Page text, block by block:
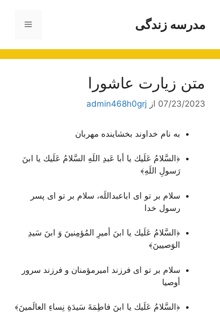
محتوامدرسه زندگی فهرست
متن زیارت عاشورا
07/23/2023 از admin468h0grj
به نام خداوند بخشاینده مهربان
﴿السَّلامُ عَلَيك يا أبا عَبدِ اللَهِ السَّلامُ عَلَيك يا ابنَ
رَسولِ اللَهِ﴾
سلام بر تو ای اباعبداللَه، سلام بر تو ای پسر
رسول خدا
﴿السَّلامُ عَلَيك يا ابنَ أميرِ المُؤمِنينَ وَ ابنَ سَيدِ
الوَصيينَ﴾
سلام بر تو ای فرزند امیرمؤمنان و فرزند سرور
أوصیا
﴿السَّلامُ عَلَيك يا ابنَ فاطِمَةَ سَيدَةِ نِساءِ العالَمينَ﴾